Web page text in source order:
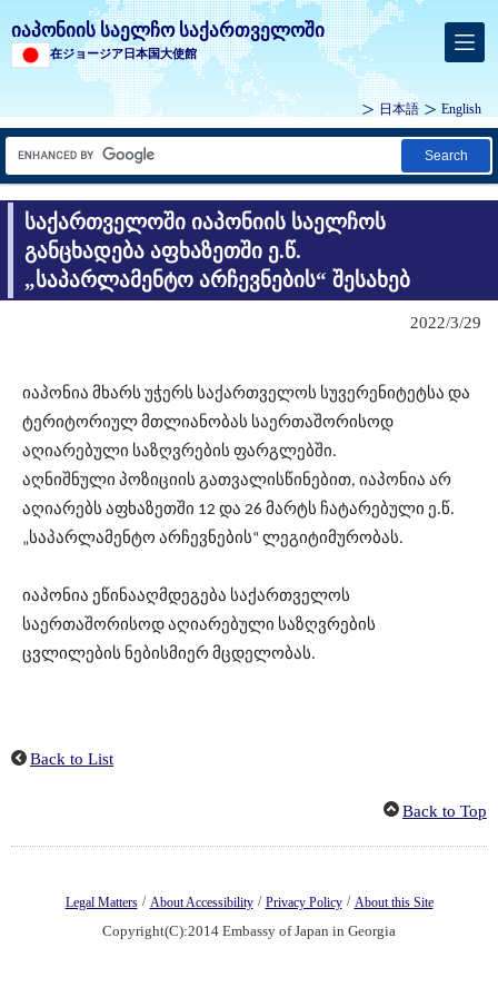
იაპონიის საელჩო საქართველოში
在ジョージア日本国大使館
日本語 English
Search
საქართველოში იაპონიის საელჩოს
განცხადება აფხაზეთში ე.წ.
„საპარლამენტო არჩევნების“ შესახებ
2022/3/29
იაპონია მხარს უჭერს საქართველოს სუვერენიტეტსა და
ტერიტორიულ მთლიანობას საერთაშორისოდ
აღიარებული საზღვრების ფარგლებში.
აღნიშნული პოზიციის გათვალისწინებით, იაპონია არ
აღიარებს აფხაზეთში 12 და 26 მარტს ჩატარებული ე.წ.
„საპარლამენტო არჩევნების“ ლეგიტიმურობას.
იაპონია ეწინააღმდეგება საქართველოს
საერთაშორისოდ აღიარებული საზღვრების
ცვლილების ნებისმიერ მცდელობას.
Back to List
Back to Top
Legal Matters / About Accessibility / Privacy Policy / About this Site
Copyright(C):2014 Embassy of Japan in Georgia